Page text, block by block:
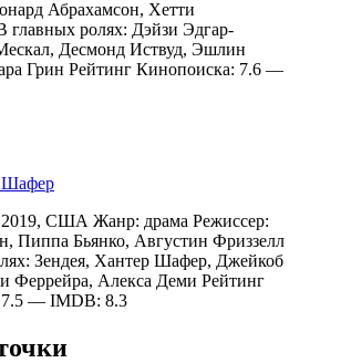
Абрахамсон, Хетти
главных ролях: Дэйзи Эдгар-
Десмонд Иствуд, Эшлин
Грин Рейтинг Кинопоиска: 7.6 —
2019, США Жанр: драма Режиссер:
Пиппа Бьянко, Августин Фриззелл
Зендея, Хантер Шафер, Джейкоб
Феррейра, Алекса Деми Рейтинг
7.5 — IMDB: 8.3